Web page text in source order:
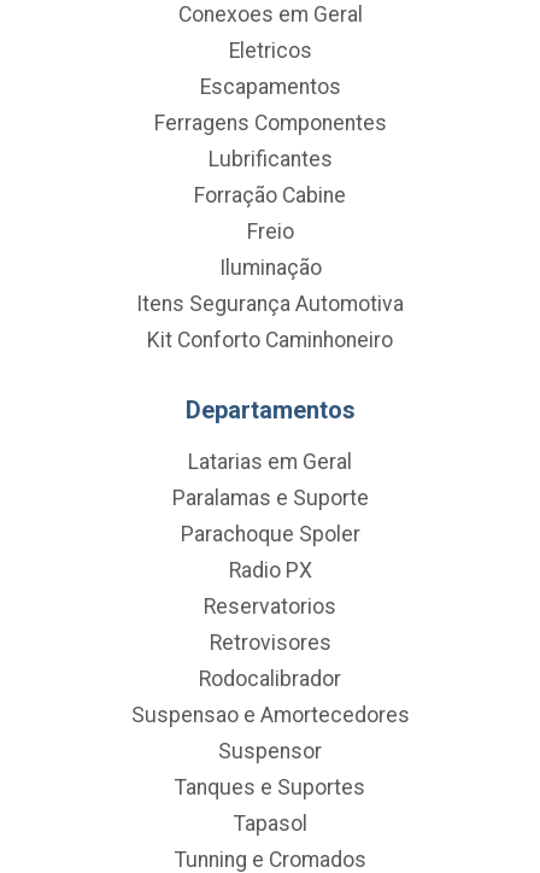
Conexoes em Geral
Eletricos
Escapamentos
Ferragens Componentes
Lubrificantes
Forração Cabine
Freio
Iluminação
Itens Segurança Automotiva
Kit Conforto Caminhoneiro
Departamentos
Latarias em Geral
Paralamas e Suporte
Parachoque Spoler
Radio PX
Reservatorios
Retrovisores
Rodocalibrador
Suspensao e Amortecedores
Suspensor
Tanques e Suportes
Tapasol
Tunning e Cromados